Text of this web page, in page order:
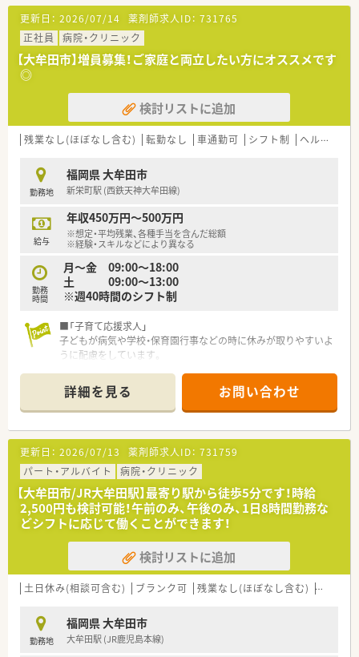
更新日： 2026/07/14 薬剤師求人ID： 731765
正社員
病院・クリニック
【大牟田市】増員募集！ご家庭と両立したい方にオススメです
◎
検討リストに追加
残業なし(ほぼなし含む) 転勤なし 車通勤可 シフト制 ヘルプ体制充実
勤務地
福岡県 大牟田市
新栄町駅 (西鉄天神大牟田線)
給与
年収450万円～500万円
※想定・平均残業、各種手当を含んだ総額
※経験・スキルなどにより異なる
勤務
時間
月～金 09:00～18:00
土 09:00～13:00
※週40時間のシフト制
■「子育て応援求人」
子どもが病気や学校・保育園行事などの時に休みが取りやすいよ
うに配慮をしています。
■薬剤師と助手の方もおりますので、
効率よく業務を行えます。
詳細を見る お問い合わせ
更新日： 2026/07/13 薬剤師求人ID： 731759
パート・アルバイト
病院・クリニック
【大牟田市/JR大牟田駅】最寄り駅から徒歩5分です！時給
2,500円も検討可能！午前のみ、午後のみ、1日8時間勤務な
どシフトに応じて働くことができます！
検討リストに追加
土日休み(相談可含む) ブランク可 残業なし(ほぼなし含む) 転勤な
勤務地
福岡県 大牟田市
大牟田駅 (JR鹿児島本線)